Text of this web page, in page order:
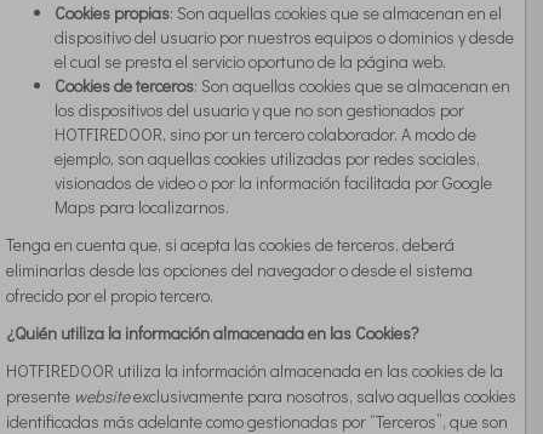
Cookies propias: Son aquellas cookies que se almacenan en el
dispositivo del usuario por nuestros equipos o dominios y desde
el cual se presta el servicio oportuno de la página web.
Cookies de terceros: Son aquellas cookies que se almacenan en
los dispositivos del usuario y que no son gestionados por
HOTFIREDOOR, sino por un tercero colaborador. A modo de
ejemplo, son aquellas cookies utilizadas por redes sociales,
visionados de video o por la información facilitada por Google
Maps para localizarnos.
Tenga en cuenta que, si acepta las cookies de terceros, deberá
eliminarlas desde las opciones del navegador o desde el sistema
ofrecido por el propio tercero.
¿Quién utiliza la información almacenada en las Cookies?
HOTFIREDOOR utiliza la información almacenada en las cookies de la
presente websiteexclusivamente para nosotros, salvo aquellas cookies
identificadas más adelante como gestionadas por “Terceros”, que son